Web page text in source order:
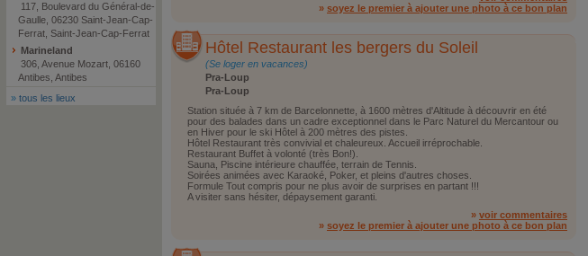
117, Boulevard du Général-de-
Gaulle, 06230 Saint-Jean-Cap-
Ferrat, Saint-Jean-Cap-Ferrat
Marineland
306, Avenue Mozart, 06160
Antibes, Antibes
» tous les lieux
» soyez le premier à ajouter une photo à ce bon plan
Hôtel Restaurant les bergers du Soleil
(Se loger en vacances)
Pra-Loup
Pra-Loup
Station située à 7 km de Barcelonnette, à 1600 mètres d'Altitude à découvrir en été
pour des balades dans un cadre exceptionnel dans le Parc Naturel du Mercantour ou
en Hiver pour le ski Hôtel à 200 mètres des pistes.
Hôtel Restaurant très convivial et chaleureux. Accueil irréprochable.
Restaurant Buffet à volonté (très Bon!).
Sauna, Piscine intérieure chauffée, terrain de Tennis.
Soirées animées avec Karaoké, Poker, et pleins d'autres choses.
Formule Tout compris pour ne plus avoir de surprises en partant !!!
A visiter sans hésiter, dépaysement garanti.
» voir commentaires
» soyez le premier à ajouter une photo à ce bon plan